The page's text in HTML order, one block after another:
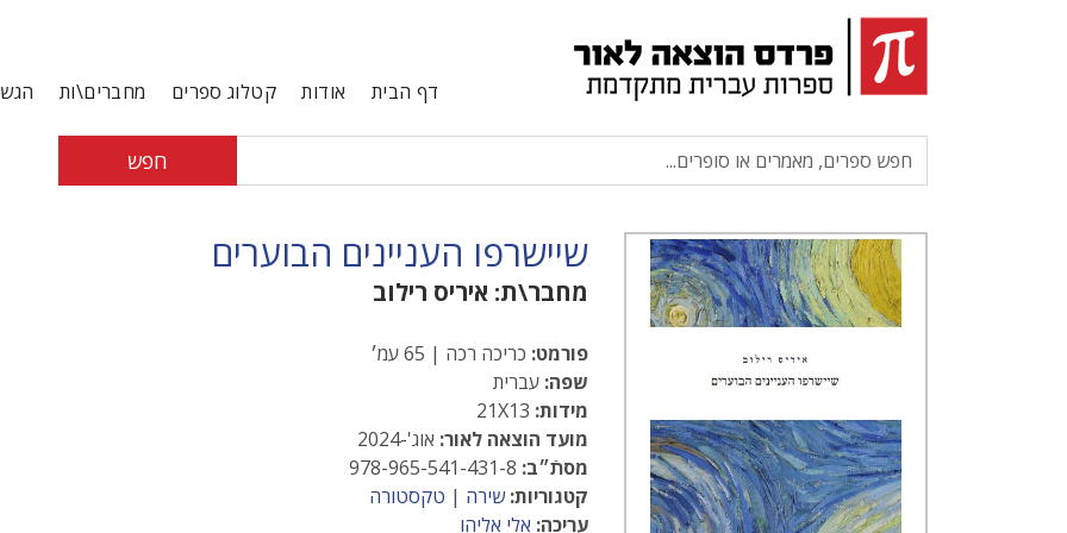
דף הבית אודות קטלוג ספרים מחברים\ות
חפש
שיישרפו העניינים הבוערים
מחבר\ת: איריס רילוב
פורמט: כריכה רכה | 65 עמ׳
שפה: עברית
מידות:
מועד הוצאה לאור: אוג'-2024
מסתֿ״ב:
קטגוריות: שירה | טקסטורה
עריכה: אלי אליהו